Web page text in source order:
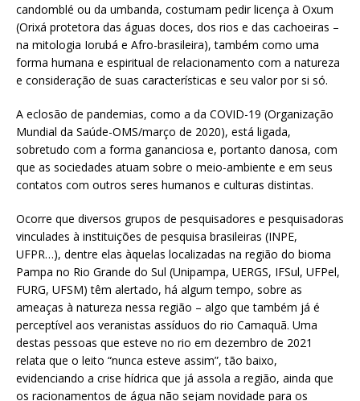
candomblé ou da umbanda, costumam pedir licença à Oxum
(Orixá protetora das águas doces, dos rios e das cachoeiras –
na mitologia Iorubá e Afro-brasileira), também como uma
forma humana e espiritual de relacionamento com a natureza
e consideração de suas características e seu valor por si só.
A eclosão de pandemias, como a da COVID-19 (Organização
Mundial da Saúde-OMS/março de 2020), está ligada,
sobretudo com a forma gananciosa e, portanto danosa, com
que as sociedades atuam sobre o meio-ambiente e em seus
contatos com outros seres humanos e culturas distintas.
Ocorre que diversos grupos de pesquisadores e pesquisadoras
vinculades à instituições de pesquisa brasileiras (INPE,
UFPR…), dentre elas àquelas localizadas na região do bioma
Pampa no Rio Grande do Sul (Unipampa, UERGS, IFSul, UFPel,
FURG, UFSM) têm alertado, há algum tempo, sobre as
ameaças à natureza nessa região – algo que também já é
perceptível aos veranistas assíduos do rio Camaquã. Uma
destas pessoas que esteve no rio em dezembro de 2021
relata que o leito “nunca esteve assim”, tão baixo,
evidenciando a crise hídrica que já assola a região, ainda que
os racionamentos de água não sejam novidade para os